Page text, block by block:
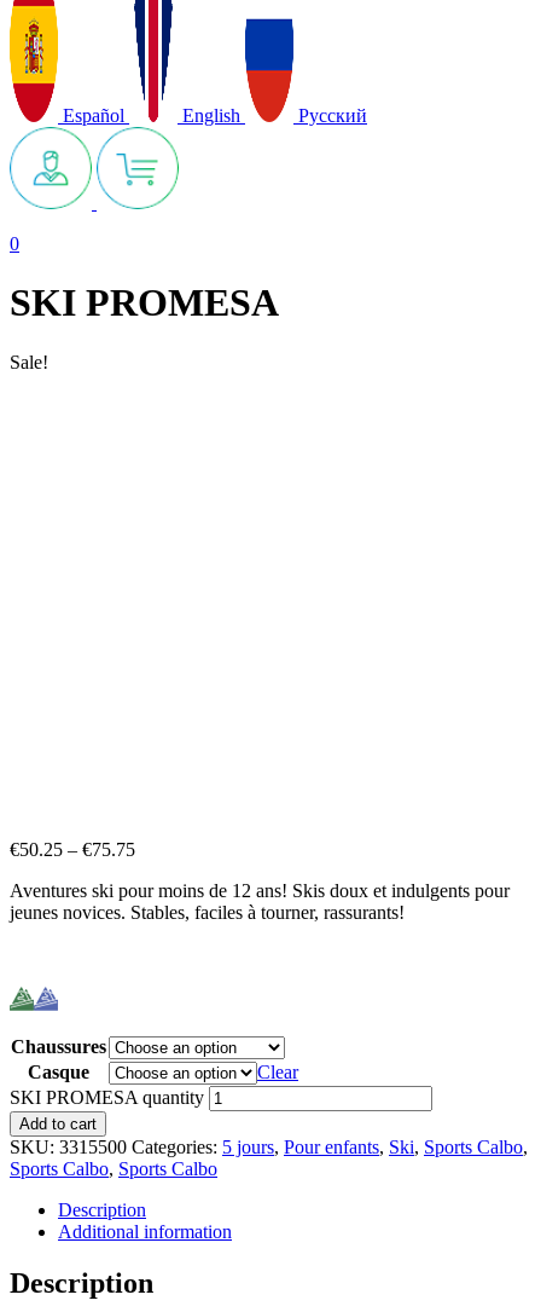
Español English Русский
0
SKI PROMESA
Sale!
€50.25 – €75.75
Aventures ski pour moins de 12 ans! Skis doux et indulgents pour
jeunes novices. Stables, faciles à tourner, rassurants!
Chaussures
Casque
Clear
SKI PROMESA quantity
Add to cart
SKU: 3315500 Categories: 5 jours, Pour enfants, Ski, Sports Calbo,
Sports Calbo, Sports Calbo
Description
Additional information
Description